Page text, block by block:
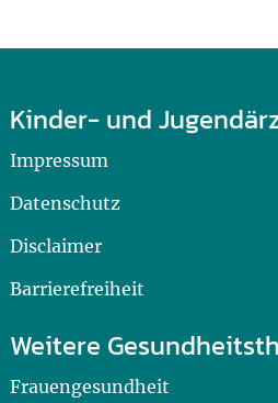
Kinder- und
Impressum
Datenschutz
Disclaimer
Barrierefreiheit
Weitere
Frauengesundheit